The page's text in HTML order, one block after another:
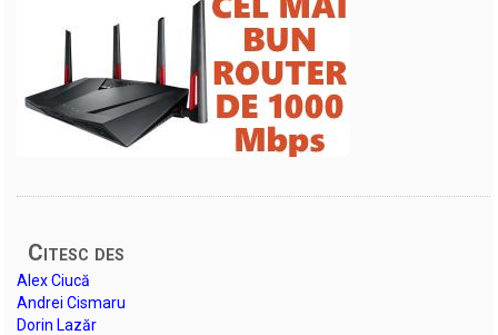
Citesc des
Alex Ciucă
Andrei Cismaru
Dorin Lazăr